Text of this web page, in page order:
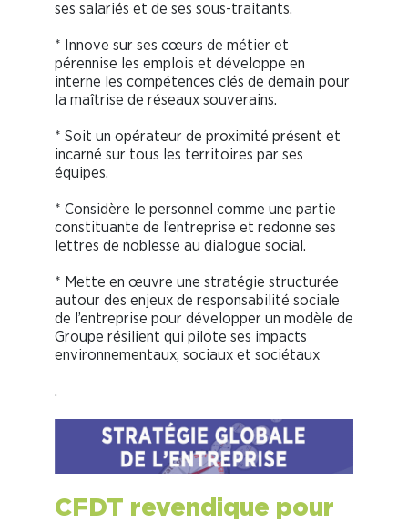
ses salariés et de ses sous-traitants.
* Innove sur ses cœurs de métier et
pérennise les emplois et développe en
interne les compétences clés de demain pour
la maîtrise de réseaux souverains.
* Soit un opérateur de proximité présent et
incarné sur tous les territoires par ses
équipes.
* Considère le personnel comme une partie
constituante de l’entreprise et redonne ses
lettres de noblesse au dialogue social.
* Mette en œuvre une stratégie structurée
autour des enjeux de responsabilité sociale
de l’entreprise pour développer un modèle de
Groupe résilient qui pilote ses impacts
environnementaux, sociaux et sociétaux
.
CFDT revendique pour